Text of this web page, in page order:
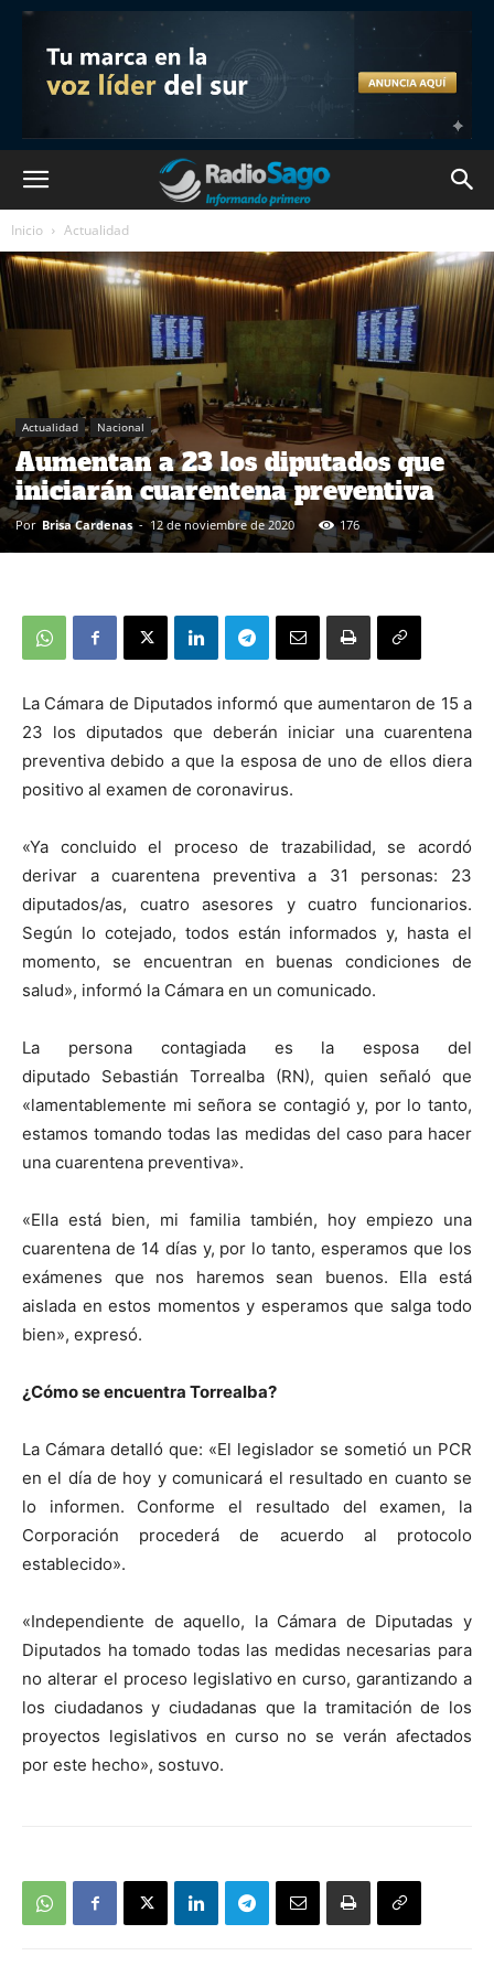
Inicio Actualidad
Actualidad Nacional
Aumentan a 23 los diputados que
iniciarán cuarentena preventiva
Por Brisa Cardenas - 12 de noviembre de 2020 176
La Cámara de Diputados informó que aumentaron de 15 a
23 los diputados que deberán iniciar una cuarentena
preventiva debido a que la esposa de uno de ellos diera
positivo al examen de coronavirus.
«Ya concluido el proceso de trazabilidad, se acordó
derivar a cuarentena preventiva a 31 personas: 23
diputados/as, cuatro asesores y cuatro funcionarios.
Según lo cotejado, todos están informados y, hasta el
momento, se encuentran en buenas condiciones de
salud», informó la Cámara en un comunicado.
La persona contagiada es la esposa del
diputado Sebastián Torrealba (RN), quien señaló que
«lamentablemente mi señora se contagió y, por lo tanto,
estamos tomando todas las medidas del caso para hacer
una cuarentena preventiva».
«Ella está bien, mi familia también, hoy empiezo una
cuarentena de 14 días y, por lo tanto, esperamos que los
exámenes que nos haremos sean buenos. Ella está
aislada en estos momentos y esperamos que salga todo
bien», expresó.
¿Cómo se encuentra Torrealba?
La Cámara detalló que: «El legislador se sometió un PCR
en el día de hoy y comunicará el resultado en cuanto se
lo informen. Conforme el resultado del examen, la
Corporación procederá de acuerdo al protocolo
establecido».
«Independiente de aquello, la Cámara de Diputadas y
Diputados ha tomado todas las medidas necesarias para
no alterar el proceso legislativo en curso, garantizando a
los ciudadanos y ciudadanas que la tramitación de los
proyectos legislativos en curso no se verán afectados
por este hecho», sostuvo.